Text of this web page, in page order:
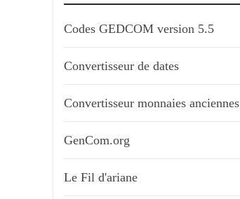
Codes GEDCOM version 5.5
Convertisseur de dates
Convertisseur monnaies anciennes
GenCom.org
Le Fil d'ariane